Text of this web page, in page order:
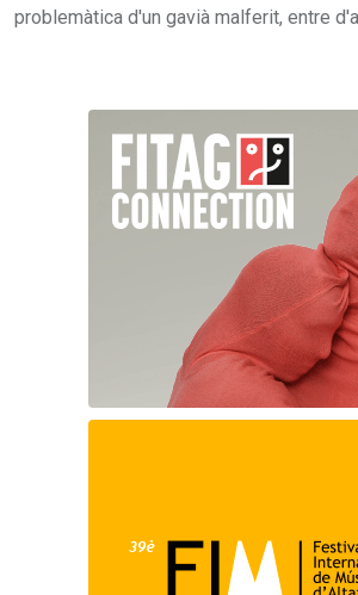
problemàtica d'un gavià malferit, entre